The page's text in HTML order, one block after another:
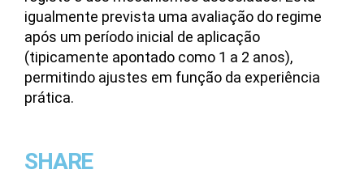
igualmente prevista uma avaliação do regime
após um período inicial de aplicação
(tipicamente apontado como 1 a 2 anos),
permitindo ajustes em função da experiência
prática.
SHARE